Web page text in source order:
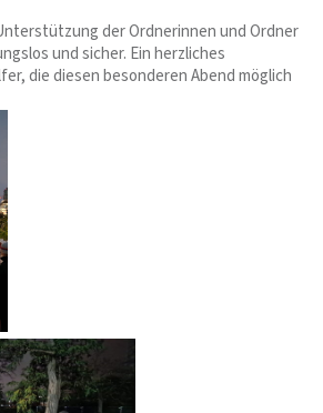
der Ordnerinnen und Ordner
und sicher. Ein herzliches
die diesen besonderen Abend möglich